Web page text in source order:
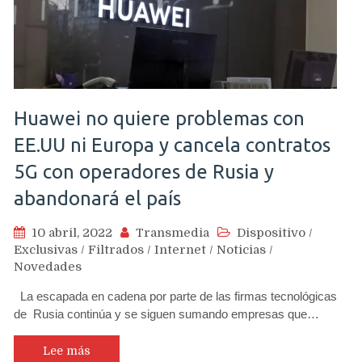
Huawei no quiere problemas con
EE.UU ni Europa y cancela contratos
5G con operadores de Rusia y
abandonará el país
10 abril, 2022 Transmedia Dispositivo /
Exclusivas / Filtrados / Internet / Noticias /
Novedades
La escapada en cadena por parte de las firmas tecnológicas
de Rusia continúa y se siguen sumando empresas que…
Lee más